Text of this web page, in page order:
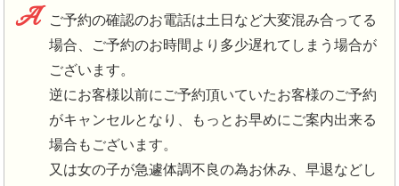
A
ご予約の確認のお電話は土日など大変混み合ってる
場合、ご予約のお時間より多少遅れてしまう場合が
ございます。
逆にお客様以前にご予約頂いていたお客様のご予約
がキャンセルとなり、もっとお早めにご案内出来る
場合もございます。
又は女の子が急遽体調不良の為お休み、早退などし